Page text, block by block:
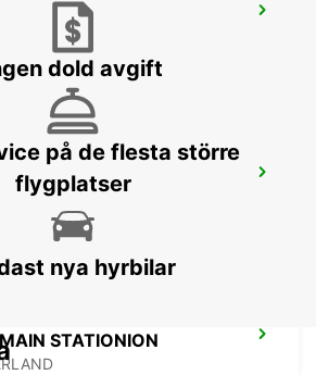
STATIONION
dold avgift
på de flesta större
flygplatser
nya hyrbilar